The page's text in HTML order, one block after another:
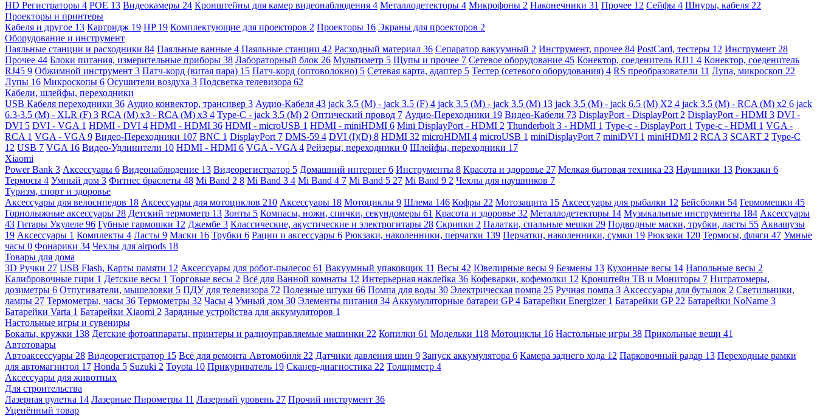
HD Регистраторы 4 POE 13 Видеокамеры 24 Кронштейны для камер видеонаблюдения 4 Металлодетекторы 4 Микрофоны 2 Наконечники 31 Прочее 12 Сейфы 4 Шнуры, кабеля 22
Проекторы и принтеры
Кабеля и другое 13 Картридж 19 HP 19 Комплектующие для проекторов 2 Проекторы 16 Экраны для проекторов 2
Оборудование и инструмент
Паяльные станции и расходники 84 Паяльные ванные 4 Паяльные станции 42 Расходный материал 36 Сепаратор вакуумный 2 Инструмент, прочее 84 PostCard, тестеры 12 Инструмент 28
Прочее 44 Блоки питания, измерительные приборы 38 Лабораторный блок 26 Мультиметр 5 Щупы и прочее 7 Сетевое оборудование 45 Конектор, соеденитель RJ11 4 Конектор, соеденитель
RJ45 9 Обжимной инструмент 3 Патч-корд (витая пара) 15 Патч-корд (оптоволокно) 5 Сетевая карта, адаптер 5 Тестер (сетевого оборудования) 4 RS преобразователи 11 Лупа, микроскоп 22
Лупы 16 Микроскопы 6 Осушители воздуха 3 Подсветка телевизора 62
Кабели, шлейфы, переходники
USB Кабеля переходники 36 Аудио конвектор, трансивер 3 Аудио-Кабеля 43 jack 3.5 (M) - jack 3.5 (F) 4 jack 3.5 (M) - jack 3.5 (M) 13 jack 3.5 (M) - jack 6.5 (M) X2 4 jack 3.5 (M) - RCA (M) x2 6 jack
6.3-3.5 (M) - XLR (F) 3 RCA (M) x3 - RCA (M) x3 4 Type-C - jack 3.5 (M) 2 Оптический провод 7 Аудио-Переходники 19 Видео-Кабели 73 DisplayPort - DisplayPort 2 DisplayPort - HDMI 3 DVI -
DVI 5 DVI - VGA 1 HDMI - DVI 4 HDMI - HDMI 36 HDMI - microUSB 1 HDMI - miniHDMI 6 Mini DisplayPort - HDMI 2 Thunderbolt 3 - HDMI 1 Type-c - DisplayPort 1 Type-c - HDMI 1 VGA -
RCA 1 VGA - VGA 9 Видео-Переходники 107 BNC 1 DisplayPort 7 DMS-59 4 DVI (I)(D) 8 HDMI 32 microHDMI 4 microUSB 1 miniDisplayPort 7 miniDVI 1 miniHDMI 2 RCA 3 SCART 2 Type-C
12 USB 7 VGA 16 Видео-Удлинители 10 HDMI - HDMI 6 VGA - VGA 4 Рейзеры, переходники 0 Шлейфы, переходники 17
Xiaomi
Power Bank 3 Аксессуары 6 Видеонаблюдение 13 Видеорегистратор 5 Домашний интернет 6 Инструменты 8 Красота и здоровье 27 Мелкая бытовая техника 23 Наушники 13 Рюкзаки 6
Термосы 4 Умный дом 3 Фитнес браслеты 48 Mi Band 2 8 Mi Band 3 4 Mi Band 4 7 Mi Band 5 27 Mi Band 9 2 Чехлы для наушников 7
Туризм, спорт и здоровье
Аксессуары для велосипедов 18 Аксессуары для мотоциклов 210 Аксессуары 18 Мотоциклы 9 Шлема 146 Кофры 22 Мотозащита 15 Аксессуары для рыбалки 12 Бейсболки 54 Гермомешки 45
Горнолыжные аксессуары 28 Детский термометр 13 Зонты 5 Компасы, ножи, спички, секундомеры 61 Красота и здоровье 32 Металлодетекторы 14 Музыкальные инструменты 184 Аксессуары
43 Гитары Укулеле 96 Губные гармошки 12 Джембе 3 Классические, акустические и электрогитары 28 Скрипки 2 Палатки, спальные мешки 29 Подводные маски, трубки, ласты 55 Аквашузы
19 Аксессуары 1 Комплекты 4 Ласты 9 Маски 16 Трубки 6 Рации и аксессуары 6 Рюкзаки, наколенники, перчатки 139 Перчатки, наколенники, сумки 19 Рюкзаки 120 Термосы, фляги 47 Умные
часы 0 Фонарики 34 Чехлы для airpods 18
Товары для дома
3D Ручки 27 USB Flash, Карты памяти 12 Аксессуары для робот-пылесос 61 Вакуумный упаковщик 11 Весы 42 Ювелирные весы 9 Безмены 13 Кухонные весы 14 Напольные весы 2
Калибровочные гири 1 Детские весы 1 Торговые весы 2 Всё для Ванной комнаты 12 Интерьерная наклейка 36 Кофеварки, кофемолки 12 Кронштейн ТВ и Мониторы 7 Нитратомеры,
дозиметры 6 Отпугиватели, мышеловки 5 ПДУ для телевизора 72 Полезные штуки 66 Помпа для воды 30 Электрическая помпа 25 Ручная помпа 3 Аксессуары для бутылок 2 Светильники,
лампы 27 Термометры, часы 36 Термометры 32 Часы 4 Умный дом 30 Элементы питания 34 Аккумуляторные батареи GP4 Батарейки Energizer 1 Батарейки GP 22 Батарейки NoName 3
Батарейки Varta 1 Батарейки Xiaomi 2 Зарядные устройства для аккумуляторов 1
Настольные игры и сувениры
Бокалы, кружки 138 Детские фотоаппараты, принтеры и радиоуправляемые машинки 22 Копилки 61 Модельки 118 Мотоциклы 16 Настольные игры 38 Прикольные вещи 41
Автотовары
Автоаксессуары 28 Видеорегистратор 15 Всё для ремонта Автомобиля 22 Датчики давления шин 9 Запуск аккумулятора 6 Камера заднего хода 12 Парковочный радар 13 Переходные рамки
для автомагнитол 17 Honda 5 Suzuki 2 Toyota 10 Прикуриватель 19 Сканер-диагностика 22 Толщиметр 4
Аксессуары для животных
Для строительства
Лазерная рулетка 14 Лазерные Пирометры 11 Лазерный уровень 27 Прочий инструмент 36
Уценённый товар